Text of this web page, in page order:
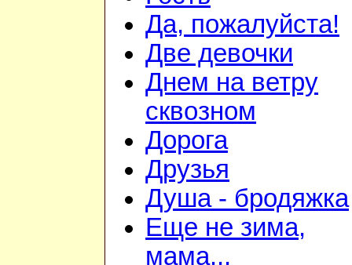
Да, пожалуйста!
Две девочки
Днем на ветру
сквозном
Дорога
Друзья
Душа - бродяжка
Еще не зима,
мама...